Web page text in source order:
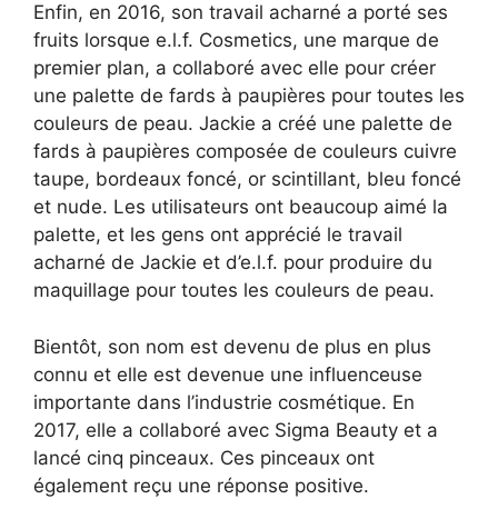
Enfin, en 2016, son travail acharné a porté ses
fruits lorsque e.l.f. Cosmetics, une marque de
premier plan, a collaboré avec elle pour créer
une palette de fards à paupières pour toutes les
couleurs de peau. Jackie a créé une palette de
fards à paupières composée de couleurs cuivre
taupe, bordeaux foncé, or scintillant, bleu foncé
et nude. Les utilisateurs ont beaucoup aimé la
palette, et les gens ont apprécié le travail
acharné de Jackie et d’e.l.f. pour produire du
maquillage pour toutes les couleurs de peau.
Bientôt, son nom est devenu de plus en plus
connu et elle est devenue une influenceuse
importante dans l’industrie cosmétique. En
2017, elle a collaboré avec Sigma Beauty et a
lancé cinq pinceaux. Ces pinceaux ont
également reçu une réponse positive.